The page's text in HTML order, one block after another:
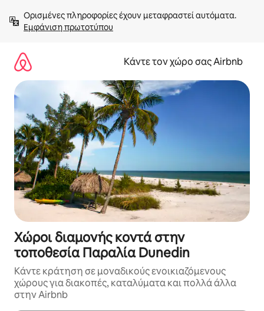
στο
περιεχόμενοΕμφάνιση πρωτοτύπου
Κάντε τον χώρο σας Airbnb
Χώροι διαμονής κοντά στην
τοποθεσία Παραλία Dunedin
Κάντε κράτηση σε μοναδικούς ενοικιαζόμενους
χώρους για διακοπές, καταλύματα και πολλά άλλα
στην Airbnb